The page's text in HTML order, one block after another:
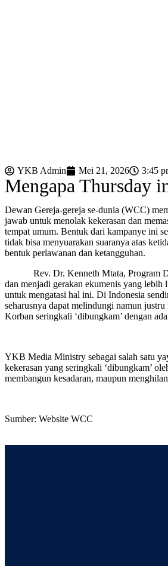
YKB Admin Mei 21, 2026 3:45
Mengapa Thursday
Dewan Gereja-gereja se-dunia (WCC)
jawab untuk menolak kekerasan dan
tempat umum. Bentuk dari kampanye ini
tidak bisa menyuarakan suaranya atas
bentuk perlawanan dan ketangguhan.
Rev. Dr. Kenneth Mtata, Program
dan menjadi gerakan ekumenis yang lebih
untuk mengatasi hal ini. Di Indonesia
seharusnya dapat melindungi namun
Korban seringkali ‘dibungkam’ dengan
YKB Media Ministry sebagai salah satu
kekerasan yang seringkali ‘dibungkam’
membangun kesadaran, maupun
Sumber: Website WCC